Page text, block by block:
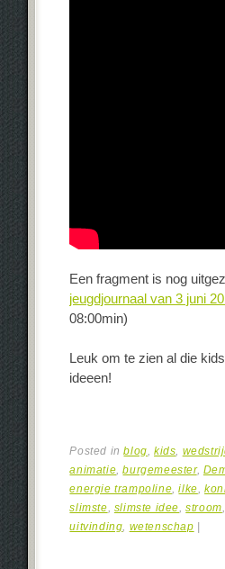
Een fragment is nog
jeugdjournaal van 3 juni
08:00min)
Leuk om te zien al die
ideeen!
Posted inblog ,kids
animatie ,burgemeester,
energie trampoline ,ilke ,
slimste slimste idee ,stroom
uitvinding wetenschap |